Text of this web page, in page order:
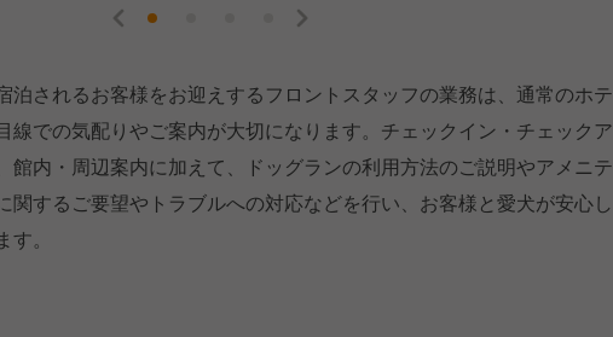
泊されるお客様をお迎えするフロントスタッフの業務は、通常のホテ
線での気配りやご案内が大切になります。チェックイン・チェックア
館内・周辺案内に加えて、ドッグランの利用方法のご説明やアメニテ
関するご要望やトラブルへの対応などを行い、お客様と愛犬が安心し
。